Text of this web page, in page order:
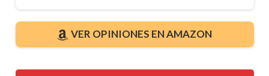
VER OPINIONES EN AMAZON